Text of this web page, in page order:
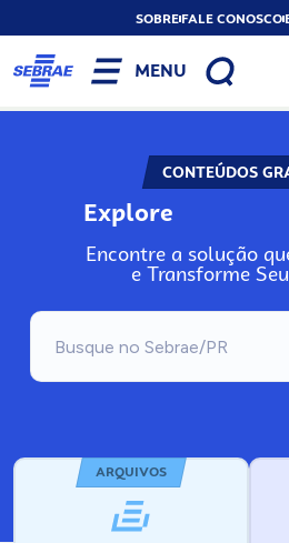
SOBREFALE CONOSCO
MENU
CONTEÚDOS
Explore
Encontre a solução
e Transforme
ARQUIVOS